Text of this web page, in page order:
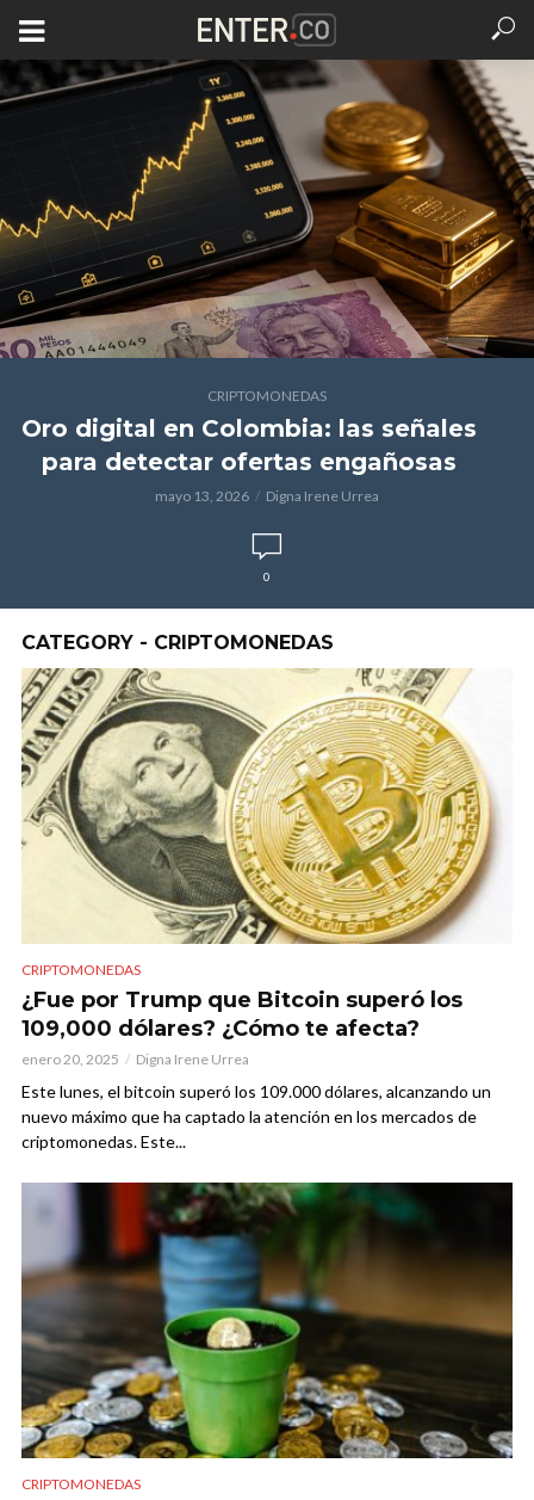
CRIPTOMONEDAS
Oro digital en Colombia: las señales
para detectar ofertas engañosas
mayo 13, 2026 Digna Irene Urrea
0
CATEGORY - CRIPTOMONEDAS
CRIPTOMONEDAS
¿Fue por Trump que Bitcoin superó los
109,000 dólares? ¿Cómo te afecta?
enero 20, 2025 Digna Irene Urrea
Este lunes, el bitcoin superó los 109.000 dólares, alcanzando un
nuevo máximo que ha captado la atención en los mercados de
criptomonedas. Este...
CRIPTOMONEDAS